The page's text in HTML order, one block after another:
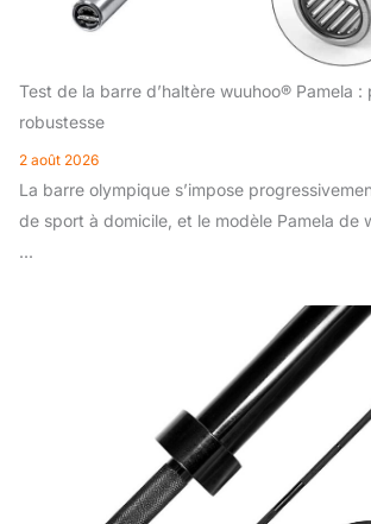
Test de la barre d’haltère wuuhoo® Pamela
robustesse
2 août 2026
La barre olympique s’impose
de sport à domicile, et le modèle Pamela de
...